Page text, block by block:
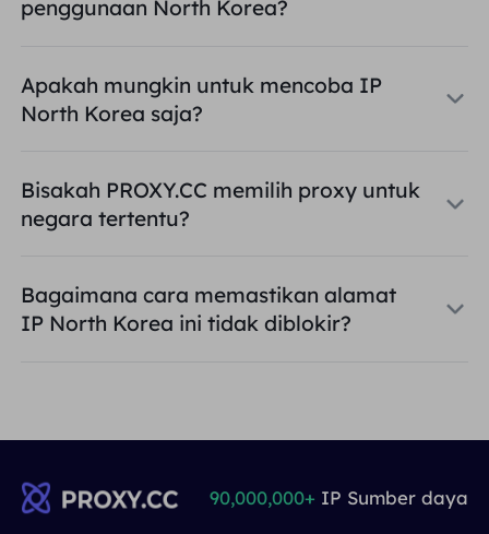
penggunaan North Korea?
Apakah mungkin untuk mencoba IP
North Korea saja?
Bisakah PROXY.CC memilih proxy untuk
negara tertentu?
Bagaimana cara memastikan alamat
IP North Korea ini tidak diblokir?
90,000,000+ IP Sumber daya